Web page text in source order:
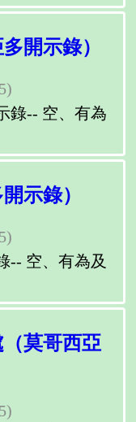
開示錄）
錄-- 空、有為
示錄）
-- 空、有為及
莫哥西亞